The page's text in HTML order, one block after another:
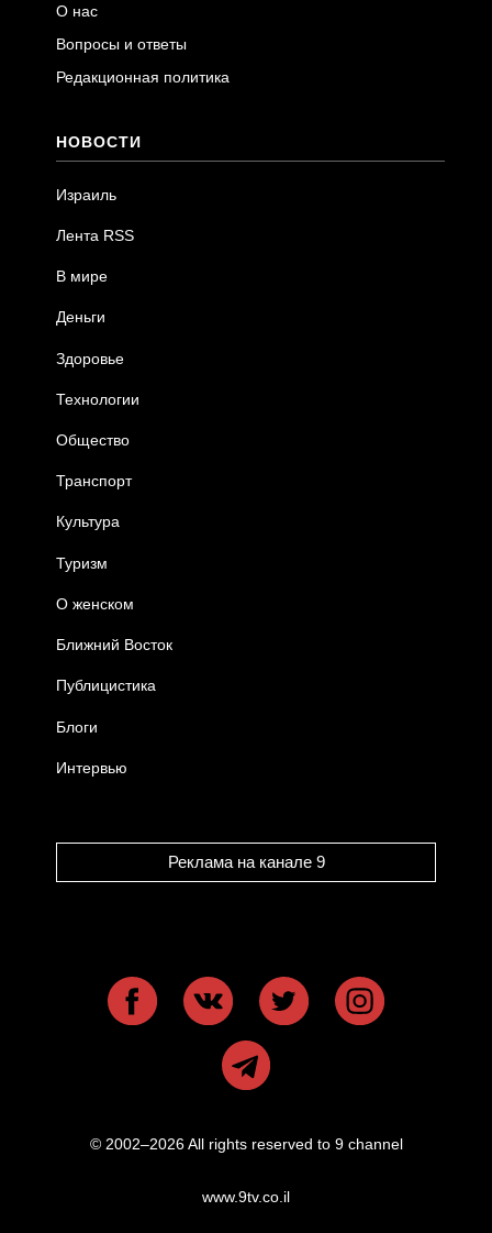
О нас
Вопросы и ответы
Редакционная политика
НОВОСТИ
Израиль
Лента RSS
В мире
Деньги
Здоровье
Технологии
Общество
Транспорт
Культура
Туризм
О женском
Ближний Восток
Публицистика
Блоги
Интервью
Реклама на канале 9
© 2002–2026 All rights reserved to 9 channel
www.9tv.co.il